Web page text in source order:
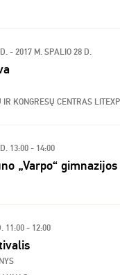
- 2017 M. SPALIO 28 D.
IR KONGRESŲ CENTRAS
13:00 - 14:00
„Varpo“
11:00 - 12:00